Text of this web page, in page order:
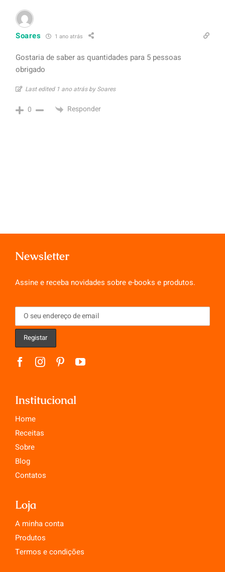
Soares 1 ano atrás
Gostaria de saber as quantidades para 5 pessoas
obrigado
Last edited 1 ano atrás by Soares
0 Responder
Newsletter
Assine e receba novidades sobre e-books e produtos.
Institucional
Home
Receitas
Sobre
Blog
Contatos
Loja
A minha conta
Produtos
Termos e condições